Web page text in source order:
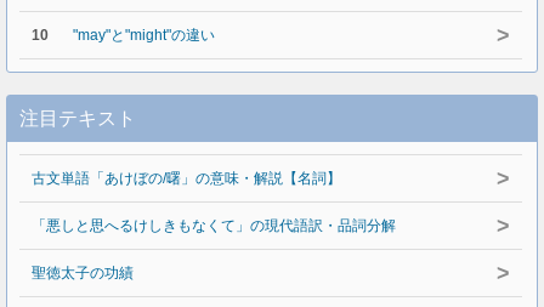
10 "may"と"might"の違い >
注目テキスト
古文単語「あけぼの/曙」の意味・解説【名詞】 >
「悪しと思へるけしきもなくて」の現代語訳・品詞分解 >
聖徳太子の功績 >